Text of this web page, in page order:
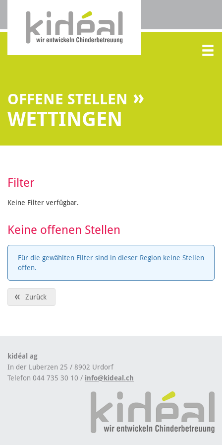
OFFENE STELLEN »
WETTINGEN
Filter
Keine Filter verfügbar.
Keine offenen Stellen
Für die gewählten Filter sind in dieser Region keine Stellen
offen.
« Zurück
kidéal ag
In der Luberzen 25 / 8902 Urdorf
Telefon 044 735 30 10 / info@kideal.ch